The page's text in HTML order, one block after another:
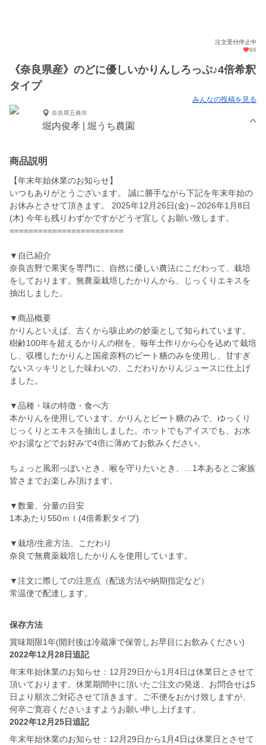
注文受付停止中
86
《奈良県産》のどに優しいかりんしろっぷ♪4倍希釈
タイプ
みんなの投稿を見る
奈良県五條市
堀内俊孝 | 堀うち農園
商品説明
【年末年始休業のお知らせ】
いつもありがとうございます。 誠に勝手ながら下記を年末年始の
お休みとさせて頂きます。 2025年12月26日(金)～2026年1月8日
(木) 今年も残りわずかですがどうぞ宜しくお願い致します。
========================
▼自己紹介
奈良吉野で果実を専門に、自然に優しい農法にこだわって、栽培
をしております。無農薬栽培したかりんから、じっくりエキスを
抽出しました。
▼商品概要
かりんといえば、古くから咳止めの妙薬として知られています。
樹齢100年を超えるかりんの樹を、毎年土作りから心を込めて栽培
し、収穫したかりんと国産原料のビート糖のみを使用し、甘すぎ
ないスッキリとした味わいの、こだわりかりんジュースに仕上げ
ました。
▼品種・味の特徴・食べ方
本かりんを使用しています。かりんとビート糖のみで、ゆっくり
じっくりとエキスを抽出しました。ホットでもアイスでも、お水
やお湯などでお好みで4倍に薄めてお飲みください。
ちょっと風邪っぽいとき、喉を守りたいとき、…1本あるとご家族
皆さまでお楽しみ頂けます。
▼数量、分量の目安
1本あたり550ｍｌ(4倍希釈タイプ)
▼栽培/生産方法、こだわり
奈良で無農薬栽培したかりんを使用しています。
▼注文に際しての注意点（配送方法や納期指定など）
常温便で配達します。
保存方法
賞味期限1年(開封後は冷蔵庫で保管しお早目にお飲みください)
2022年12月28日追記
年末年始休業のお知らせ：12月29日から1月4日は休業日とさせて
頂いております。休業期間中に頂いたご注文の発送、お問合せは5
日より順次ご対応させて頂きます。ご不便をおかけ致しますが、
何卒ご寛容くださいますようお願い申し上げます。
2022年12月25日追記
年末年始休業のお知らせ：12月29日から1月4日は休業日とさせて